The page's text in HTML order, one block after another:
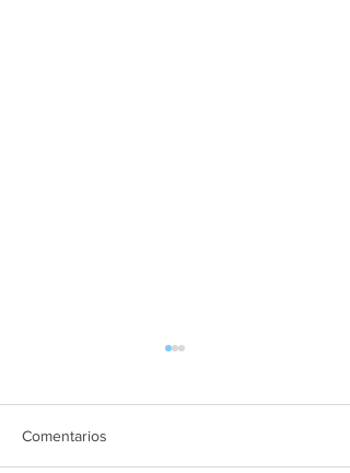
Comentarios